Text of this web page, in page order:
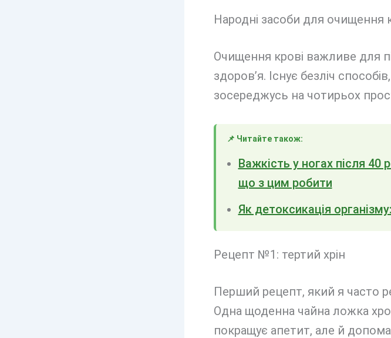
Народні засоби для очищення
Очищення крові важливе для
здоров’я. Існує безліч
зосереджусь на чотирьох
📌 Читайте також:
Важкість у ногах після 40
що з цим робити
Як детоксикація
Рецепт №1: тертий хрін
Перший рецепт, який я часто
Одна щоденна чайна ложка
покращує апетит, але й